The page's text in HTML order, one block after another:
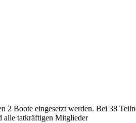
2 Boote eingesetzt werden. Bei 38
alle tatkräftigen Mitglieder